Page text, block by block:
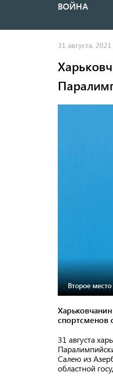
Основная
ВОЙНА
31 августа,
Второе
спортсменов
31 августа
Салею из
областной